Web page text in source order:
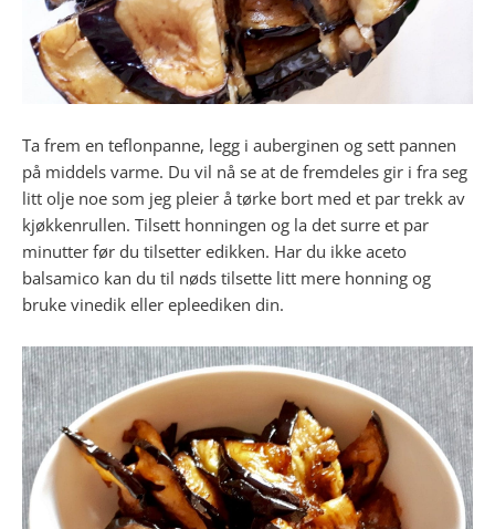
Ta frem en teflonpanne, legg i auberginen og sett pannen
på middels varme. Du vil nå se at de fremdeles gir i fra seg
litt olje noe som jeg pleier å tørke bort med et par trekk av
kjøkkenrullen. Tilsett honningen og la det surre et par
minutter før du tilsetter edikken. Har du ikke aceto
balsamico kan du til nøds tilsette litt mere honning og
bruke vinedik eller epleediken din.